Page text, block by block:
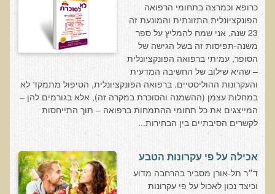
עדויות מטופלים
תודה לך דוקטור על חוויה נהדרת
אדם ורופא שנותן לי אלטרנטיבה אחרת ממה שהרופאים שפגשתי נתנו
לי
ירדתי ל- 2 מגנזיום גליצינייט ליום ולא לקחתי את הלית'נייז כבר חודש
התקווה היחידה כאשר מאובחנים עם סרטן
אנחנו מאושרים מאוד שביצענו ואת הבדיקה וממליצים בחום לכל מי
שסובל לעשות אותה.
כרופא וכמרצה בתחומי הרפואה
הפונקציונלית התזונתית והמונעת זה
23 שנה, אני שמח להמליץ על ספר
משנה-תפיסות זה בשל הגישה של
הסופר, עמיתי ברפואה הפונקציונלית
– שהיא שילוב של החשיבה המדעית
והעקרונות ההוליסטיים. ברפואה הפונקציונלית, הטיפול מתמקד לא
במחלות עצמן (ההשמנה והסוכרת במקרה זה), אלא בגורמים להן –
המייצגים את כל תחומי ההתמחות ברפואה – תוך התייחסות
לקשרים הסיבתיים בין הבחירות...
אכילה על פי עקרונות הטבע
ד״ר תל-אורן מסביר בהרחבה מדוע
וכיצד נכון לאכול על פי עקרונות